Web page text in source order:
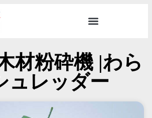
材粉砕機 |わら
ュレッダー